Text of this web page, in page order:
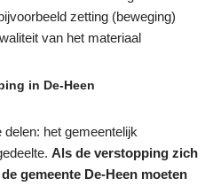
zetting (beweging)
van het materiaal
in De-Heen
het gemeentelijk
Als de verstopping zich
gemeente De-Heen moeten